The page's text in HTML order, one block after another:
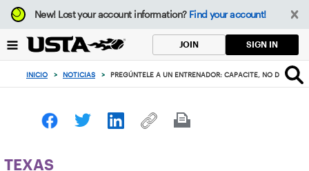
Enfoque
desde
botón
volver
principio
New!Lost your account information? Find your account!
JOIN SIGN IN
INICIO > NOTICIAS > PREGÚNTELE A UN ENTRENADOR: CAPACITE, NO DRENE
TEXAS